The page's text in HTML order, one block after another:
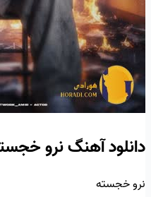
دانلود آهنگ نرو
نرو خجسته